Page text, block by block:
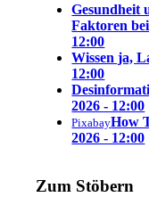
Gesundheit
Faktoren
12:00
Wissen ja,
12:00
2026 - 12:00
PixabayHow
2026 - 12:00
Zum Stöbern